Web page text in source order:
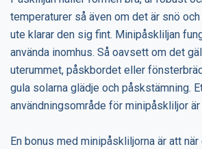
temperaturer så även om det är snö
ute klarar den sig fint. Minipåskliljan
använda inomhus. Så oavsett om det
uterummet, påskbordet eller
gula solarna glädje och påskstämning.
användningsområde för minipåskliljor
En bonus med minipåskliljorna är att